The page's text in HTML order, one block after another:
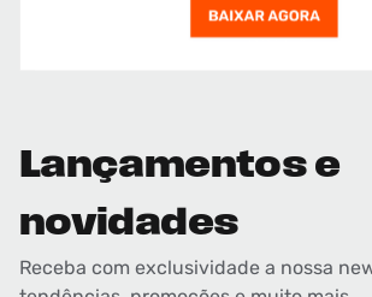
Lançamentos e
novidades
Receba com exclusividade a nossa